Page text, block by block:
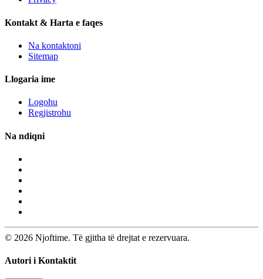
Kontakt & Harta e faqes
Na kontaktoni
Sitemap
Llogaria ime
Logohu
Regjistrohu
Na ndiqni
© 2026 Njoftime. Të gjitha të drejtat e rezervuara.
Autori i Kontaktit